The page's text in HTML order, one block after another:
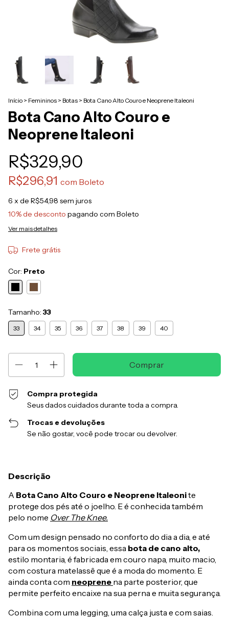
Início > Femininos > Botas > Bota Cano Alto Couro e Neoprene Italeoni
Bota Cano Alto Couro e
Neoprene Italeoni
R$329,90
R$296,91 com Boleto
6 x de R$54,98 sem juros
10% de desconto pagando com Boleto
Ver mais detalhes
Frete grátis
Cor: Preto
Tamanho: 33
33 34 35 36 37 38 39 40
Compra protegida
Seus dados cuidados durante toda a compra.
Trocas e devoluções
Se não gostar, você pode trocar ou devolver.
Descrição
A Bota Cano Alto Couro e Neoprene Italeonite
protege dos pés até o joelho. E é conhecida também
pelo nome Over The Knee.
Com um design pensado no conforto do dia a dia, e até
para os momentos sociais, essa bota de cano alto,
estilo montaria, é fabricada em couro napa, muito macio,
com costura matelassê que é a moda do momento. E
ainda conta com neoprene na parte posterior, que
permite perfeito encaixe na sua perna e muita segurança.
Combina com uma legging, uma calça justa e com saias.